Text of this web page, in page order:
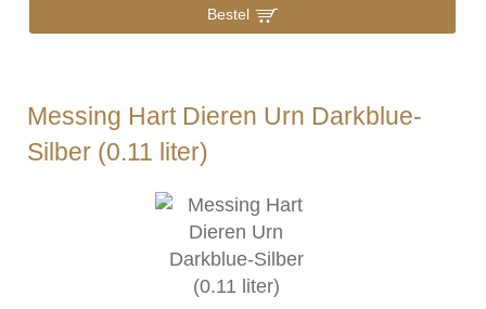
Bestel
Messing Hart Dieren Urn Darkblue-
Silber (0.11 liter)